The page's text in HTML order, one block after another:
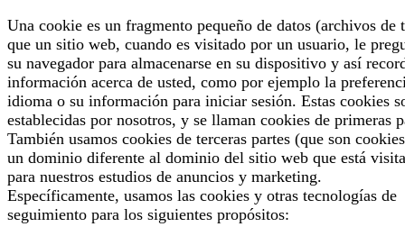
Una cookie es un fragmento pequeño de datos (archivos de
que un sitio web, cuando es visitado por un usuario, le
su navegador para almacenarse en su dispositivo y así
información acerca de usted, como por ejemplo la
idioma o su información para iniciar sesión. Estas cookies
establecidas por nosotros, y se llaman cookies de primeras
También usamos cookies de terceras partes (que son
un dominio diferente al dominio del sitio web que está
para nuestros estudios de anuncios y marketing.
Específicamente, usamos las cookies y otras tecnologías de
seguimiento para los siguientes propósitos: